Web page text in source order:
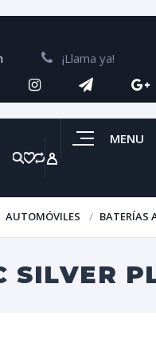
¡Llama ya!
MENU
AUTOMÓVILES BATERÍAS
SILVER